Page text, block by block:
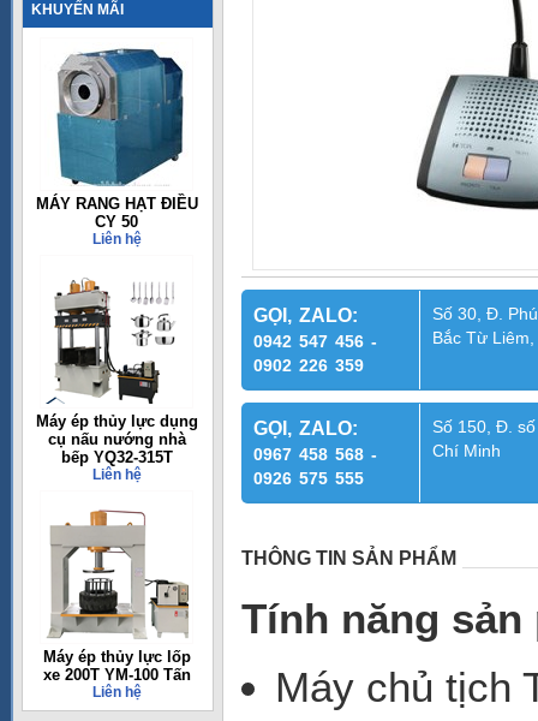
KHUYẾN MÃI
MÁY RANG HẠT ĐIỀU
CY 50
Liên hệ
Máy ép thủy lực dụng
cụ nấu nướng nhà
bếp YQ32-315T
Liên hệ
Máy ép thủy lực lốp
xe 200T YM-100 Tấn
Liên hệ
GỌI, ZALO:
0942 547 456 -
0902 226 359
Số 30, Đ.
Bắc Từ
GỌI, ZALO:
0967 458 568 -
0926 575 555
Số 150, Đ.
Chí Minh
THÔNG TIN SẢN PHẨM
Tính năng sản
Máy chủ tịch